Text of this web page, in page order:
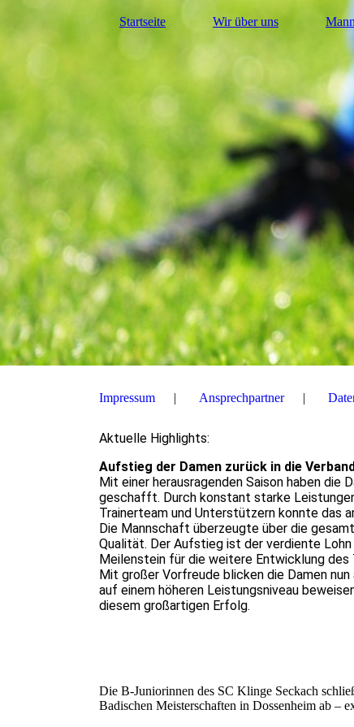
Startseite Wir über uns
Impressum Ansprechpartner
Aktuelle Highlights:
Aufstieg der Damen zurück in die
Mit einer herausragenden Saison haben die
geschafft. Durch konstant starke
Trainerteam und Unterstützern konnte das
Die Mannschaft überzeugte über die
Qualität. Der Aufstieg ist der verdiente
Meilenstein für die weitere Entwicklung des
Mit großer Vorfreude blicken die Damen
auf einem höheren Leistungsniveau
diesem großartigen Erfolg.
Die B‑Juniorinnen des SC Klinge Seckach
Badischen Meisterschaften in Dossenheim ab –